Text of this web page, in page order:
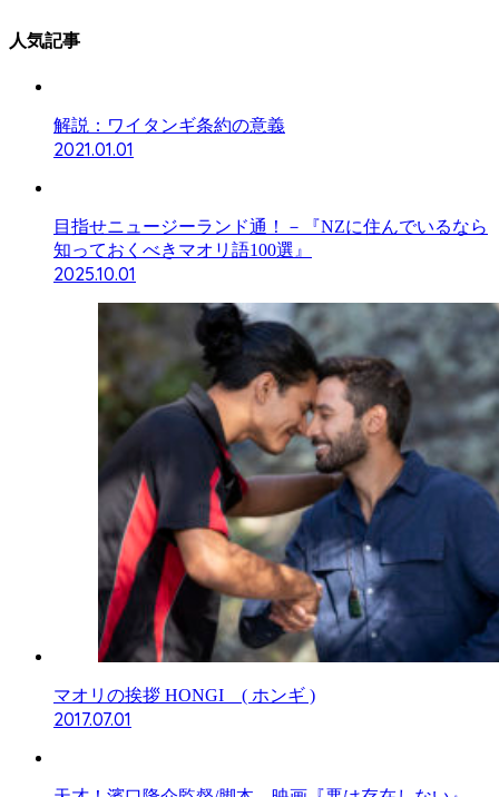
人気記事
解説：ワイタンギ条約の意義
2021.01.01
目指せニュージーランド通！－『NZに住んでいるなら
知っておくべきマオリ語100選』
2025.10.01
マオリの挨拶 HONGI ( ホンギ )
2017.07.01